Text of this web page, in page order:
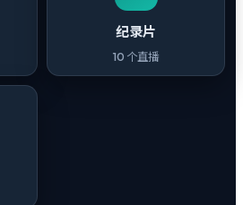
纪录片
10 个直播